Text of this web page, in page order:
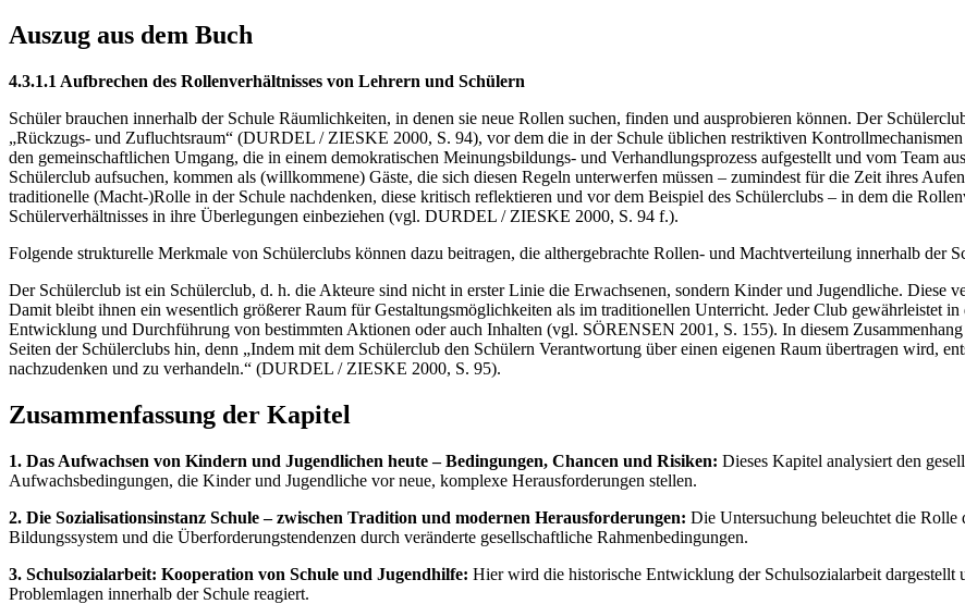
Auszug aus dem Buch
4.3.1.1 Aufbrechen des Rollenverhältnisses von Lehrern und Schülern
Schüler brauchen innerhalb der Schule Räumlichkeiten, in denen sie neue Rollen suchen, finden und ausprobieren können. Der
„Rückzugs- und Zufluchtsraum“ (DURDEL / ZIESKE 2000, S. 94), vor dem die in der Schule üblichen restriktiven
den gemeinschaftlichen Umgang, die in einem demokratischen Meinungsbildungs- und Verhandlungsprozess aufgestellt und vom Team
Schülerclub aufsuchen, kommen als (willkommene) Gäste, die sich diesen Regeln unterwerfen müssen – zumindest für die Zeit ihres
traditionelle (Macht-)Rolle in der Schule nachdenken, diese kritisch reflektieren und vor dem Beispiel des Schülerclubs – in dem die
Schülerverhältnisses in ihre Überlegungen einbeziehen (vgl. DURDEL / ZIESKE 2000, S. 94 f.).
Folgende strukturelle Merkmale von Schülerclubs können dazu beitragen, die althergebrachte Rollen- und Machtverteilung innerhalb der
Der Schülerclub ist ein Schülerclub, d. h. die Akteure sind nicht in erster Linie die Erwachsenen, sondern Kinder und Jugendliche. Diese
Damit bleibt ihnen ein wesentlich größerer Raum für Gestaltungsmöglichkeiten als im traditionellen Unterricht. Jeder Club gewährleistet
Entwicklung und Durchführung von bestimmten Aktionen oder auch Inhalten (vgl. SÖRENSEN 2001, S. 155). In diesem
Seiten der Schülerclubs hin, denn „Indem mit dem Schülerclub den Schülern Verantwortung über einen eigenen Raum übertragen wird,
nachzudenken und zu verhandeln.“ (DURDEL / ZIESKE 2000, S. 95).
Zusammenfassung der Kapitel
1. Das Aufwachsen von Kindern und Jugendlichen heute – Bedingungen, Chancen und Risiken: Dieses Kapitel analysiert den
Aufwachsbedingungen, die Kinder und Jugendliche vor neue, komplexe Herausforderungen stellen.
2. Die Sozialisationsinstanz Schule – zwischen Tradition und modernen Herausforderungen: Die Untersuchung beleuchtet die Rolle
Bildungssystem und die Überforderungstendenzen durch veränderte gesellschaftliche Rahmenbedingungen.
3. Schulsozialarbeit: Kooperation von Schule und Jugendhilfe: Hier wird die historische Entwicklung der Schulsozialarbeit
Problemlagen innerhalb der Schule reagiert.